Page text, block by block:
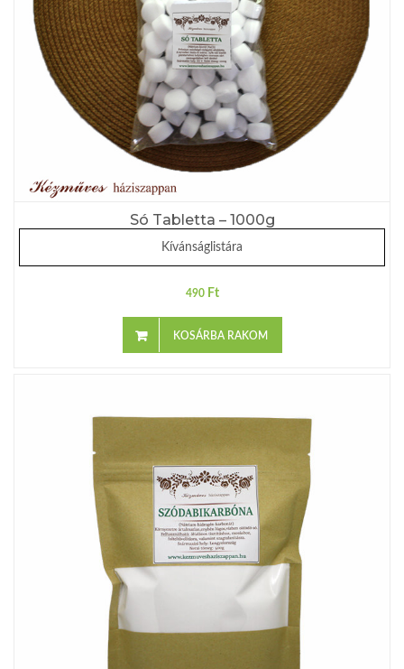
Só Tabletta – 1000g
Kívánságlistára
490 Ft
KOSÁRBA RAKOM